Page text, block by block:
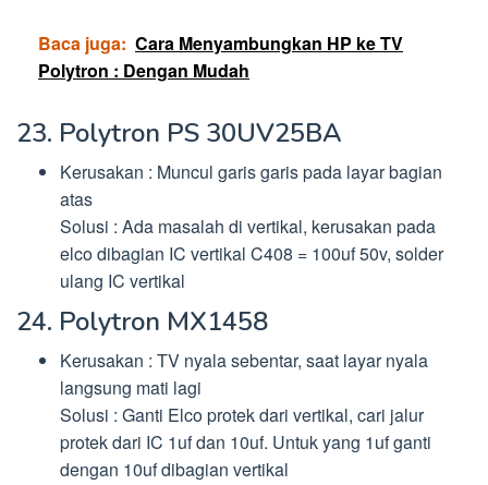
Baca juga: Cara Menyambungkan HP ke TV
Polytron : Dengan Mudah
23. Polytron PS 30UV25BA
Kerusakan : Muncul garis garis pada layar bagian
atas
Solusi : Ada masalah di vertikal, kerusakan pada
elco dibagian IC vertikal C408 = 100uf 50v, solder
ulang IC vertikal
24. Polytron MX1458
Kerusakan : TV nyala sebentar, saat layar nyala
langsung mati lagi
Solusi : Ganti Elco protek dari vertikal, cari jalur
protek dari IC 1uf dan 10uf. Untuk yang 1uf ganti
dengan 10uf dibagian vertikal